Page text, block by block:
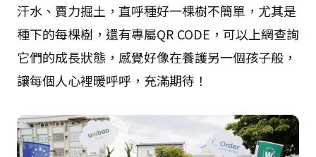
汗水、賣力掘土，直呼種好一棵樹不簡單，尤其是
種下的每棵樹，還有專屬QR CODE，可以上網查詢
它們的成長狀態，感覺好像在養護另一個孩子般，
讓每個人心裡暖呼呼，充滿期待！